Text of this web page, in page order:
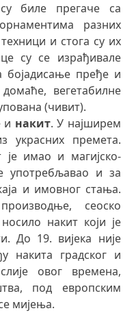
биле прегаче са
разних
и стога су их
су се израђивале
пређе и
вегетабилне
(чивит).
и накит. У најширем
украсних премета.
је имао и магијско-
употребљавао и за
и имовног стања.
сеоско
накит који је
До 19. вијека није
накита градског и
овог времена,
под европским
мијења.